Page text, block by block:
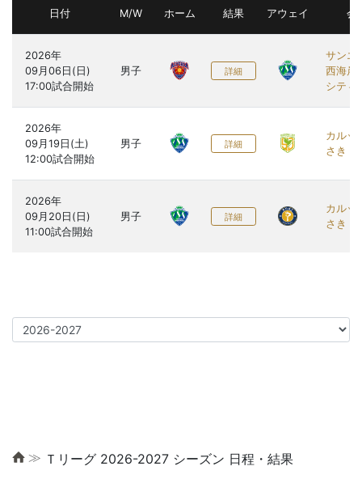
日付 M/W ホーム 結果 アウェイ 会
2026年
09月06日(日)
男子 詳細
サンエ
西海岸
シティ
2026年
09月19日(土)
男子 詳細
カルッ
さき
2026年
09月20日(日)
男子 詳細
カルッ
さき
≫ Ｔリーグ 2026-2027 シーズン 日程・結果